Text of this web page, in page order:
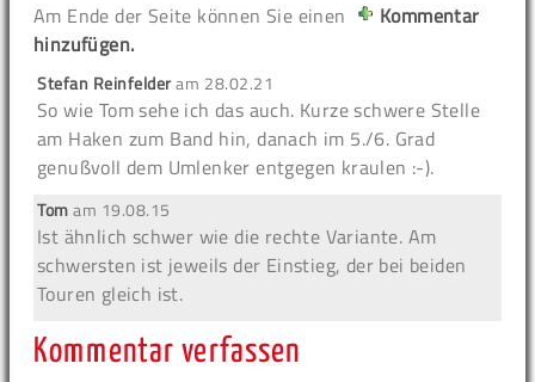
Am Ende der Seite können Sie einen
Kommentar
hinzufügen.
Stefan Reinfelderam 28.02.21
So wie Tom sehe ich das auch. Kurze schwere Stelle
am Haken zum Band hin, danach im 5./6. Grad
genußvoll dem Umlenker entgegen kraulen :-).
Tomam 19.08.15
Ist ähnlich schwer wie die rechte Variante. Am
schwersten ist jeweils der Einstieg, der bei beiden
Touren gleich ist.
Kommentar verfassen